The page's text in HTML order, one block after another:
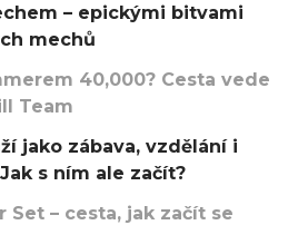
– epickými bitvami
mechů
40,000? Cesta vede
Team
jako zábava, vzdělání i
s ním ale začít?
Set – cesta, jak začít se